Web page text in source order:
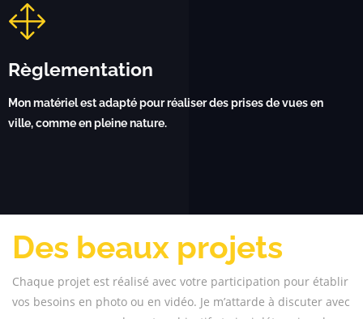
Règlementation
Mon matériel est adapté pour réaliser des prises de vues en
ville, comme en pleine nature.
Chaque projet est réalisé avec votre participation pour établir
vos besoins en photo ou en vidéo. Je m’attarde à discuter avec
Des beaux projets